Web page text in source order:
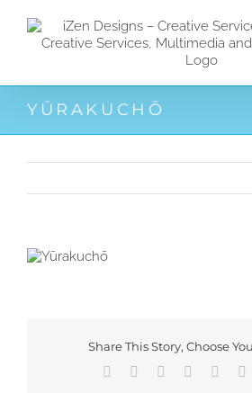
Inhalt
springen
YŪRAKUCHŌ
Share This Story, Choose
Facebook Reddit LinkedIn
Tumblr